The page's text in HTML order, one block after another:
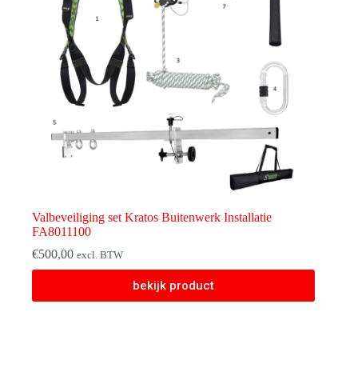
Valbeveiliging set Kratos Buitenwerk Installatie
FA8011100
€500,00 excl. BTW
bekijk product